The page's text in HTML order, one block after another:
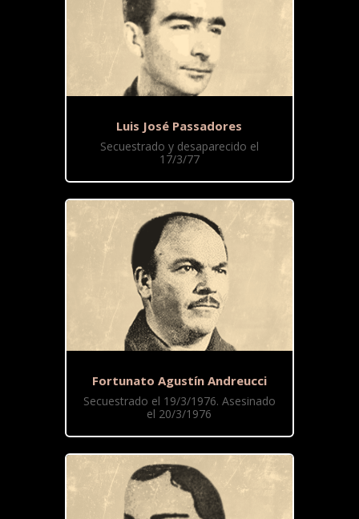
Luis José Passadores
Secuestrado y desaparecido el
17/3/77
Fortunato Agustín Andreucci
Secuestrado el 19/3/1976. Asesinado
el 20/3/1976